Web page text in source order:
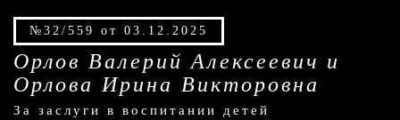
№32/559 от 03.12.2025
Орлов Валерий Алексеевич и
Орлова Ирина Викторовна
За заслуги в воспитании детей